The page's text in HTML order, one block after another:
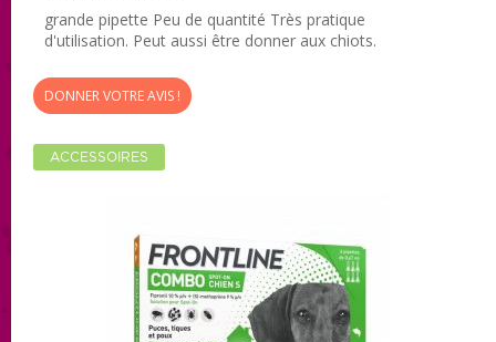
grande pipette Peu de quantité Très pratique
d'utilisation. Peut aussi être donner aux chiots.
DONNER VOTRE AVIS !
ACCESSOIRES